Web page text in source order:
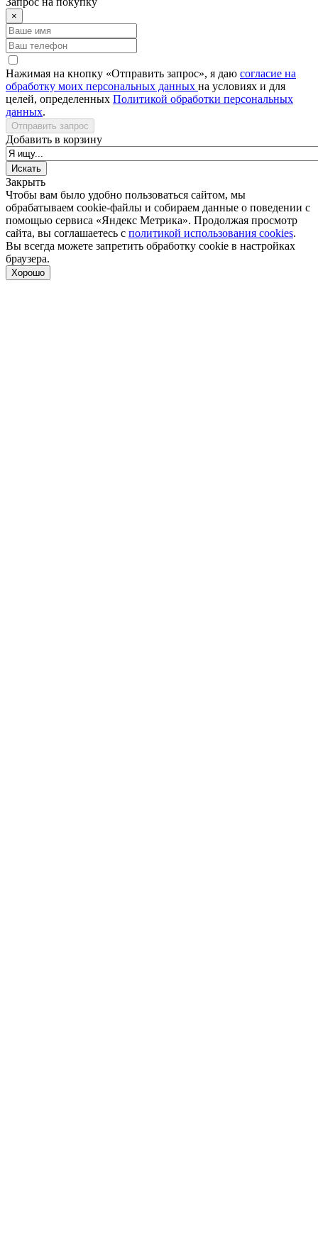
×
Нажимая на кнопку «Отправить запрос», я даю согласие на
обработку моих персональных данных на условиях и для
целей, определенных Политикой обработки персональных
данных.
Отправить запрос
Добавить в корзину
Закрыть
Чтобы вам было удобно пользоваться сайтом, мы
обрабатываем cookie-файлы и собираем данные о поведении с
помощью сервиса «Яндекс Метрика». Продолжая просмотр
сайта, вы соглашаетесь с политикой использования cookies.
Вы всегда можете запретить обработку cookie в настройках
браузера.
Хорошо